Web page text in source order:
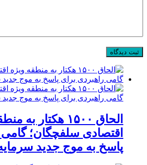
الحاق ۱۵۰۰ هکتار
اقتصادی سلفچگان؛
پاسخ به موج جدید